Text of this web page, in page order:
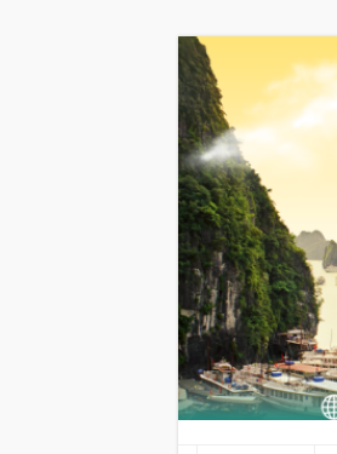
Skip
to
content